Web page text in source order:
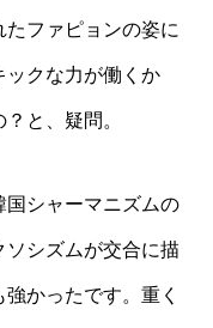
ファピョンの姿に
ックな力が働くか
と、疑問。
国シャーマニズムの
ソシズムが交合に描
かったです。重く